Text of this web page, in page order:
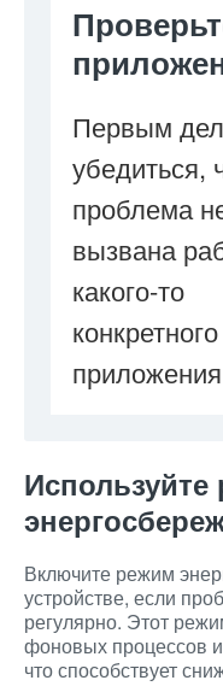
Первым
убедиться,
проблема
вызвана
какого-то
конкретного
Включите режим
устройстве, если
регулярно. Этот
фоновых процессов и
что способствует